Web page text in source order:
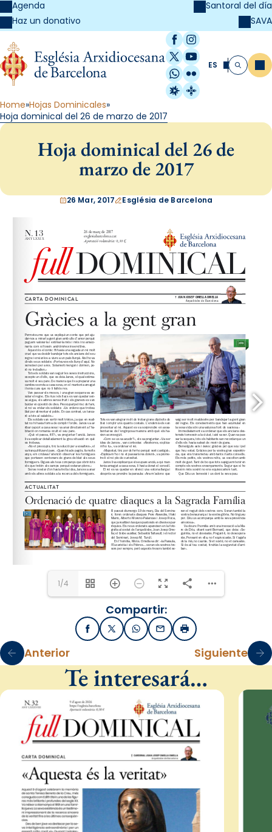
Agenda
Haz un donativo
Santoral del día
SAVA
Facebook
Instagram
X / Twitter
YouTube
WhatsApp
Flickr
Radio Estel
Catalunya
ES Buscar
Home Hojas Dominicales
Hoja dominical del 26 de marzo de 2017
Hoja dominical del 26 de
marzo de 2017
26 Mar, 2017 Església de Barcelona
1/4
Compartir:
FacebookX / TwitterWhatsApp
EmailImprimir
Anterior Siguiente
Te interesará…